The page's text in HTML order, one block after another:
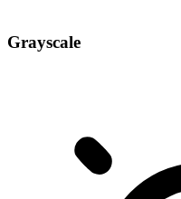
Grayscale